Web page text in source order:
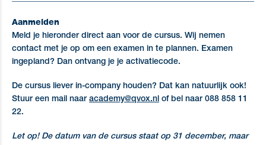
Aanmelden
Meld je hieronder direct aan voor de cursus. Wij nemen
contact met je op om een examen in te plannen. Examen
ingepland? Dan ontvang je je activatiecode.
De cursus liever in-company houden? Dat kan natuurlijk ook!
Stuur een mail naar academy@qvox.nl of bel naar 088 858 11
22.
Let op! De datum van de cursus staat op 31 december, maar